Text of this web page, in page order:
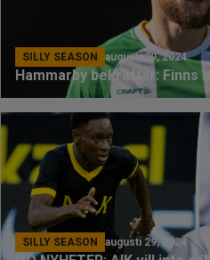
SILLY SEASON augusti 29, 2024
SILLY SEASON augusti 29, 2024